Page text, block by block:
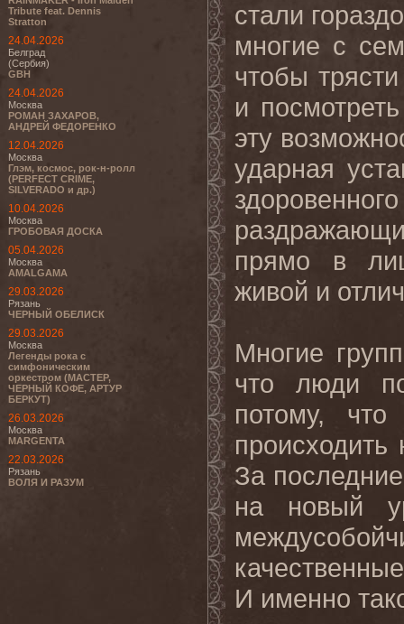
Tribute feat. Dennis
Stratton
24.04.2026
Белград
(Сербия)
GBH
24.04.2026
Москва
РОМАН ЗАХАРОВ,
АНДРЕЙ ФЕДОРЕНКО
12.04.2026
Москва
Глэм, космос, рок-н-ролл
(PERFECT CRIME,
SILVERADO и др.)
10.04.2026
Москва
ГРОБОВАЯ ДОСКА
05.04.2026
Москва
AMALGAMA
29.03.2026
Рязань
ЧЕРНЫЙ ОБЕЛИСК
29.03.2026
Москва
Легенды рока с
симфоническим
оркестром (МАСТЕР,
ЧЕРНЫЙ КОФЕ, АРТУР
БЕРКУТ)
26.03.2026
Москва
MARGENTA
22.03.2026
Рязань
ВОЛЯ И РАЗУМ
стали
многие с
чтобы
и
эту
ударная
прямо в
живой и
Многие
что люди
потому,
За
на новый
И именно